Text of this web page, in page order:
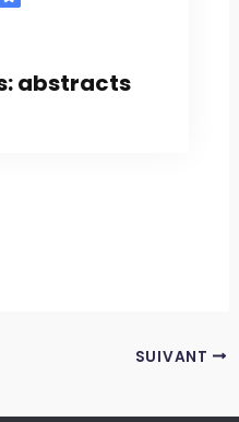
abstracts
SUIVANT